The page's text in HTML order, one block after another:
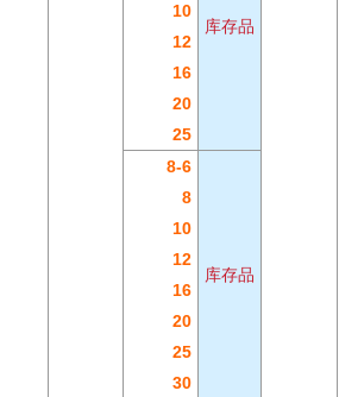
库存品
10
12
16
20
25
8-6
库存品
8
10
12
16
20
25
30